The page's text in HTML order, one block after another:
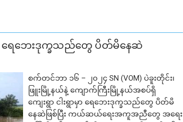
ာ ရေဘေးဒုက္ခသည်တွေ ပိတ်မိနေဆဲ
စက်တင်ဘာ ၁၆ – ၂၀၂၄ SN (VOM) ပဲခူးတိုင်း၊
ဖြူးမြို့နယ်နဲ့ ကျောက်ကြီးမြို့နယ်အစပ်ရှိ
ကျေးရွာ ငါးရွာမှာ ရေဘေးဒုက္ခသည်တွေ ပိတ်မိ
နေဆဲဖြစ်ပြီး ကယ်ဆယ်ရေးအကူအညီတွေ အရေး